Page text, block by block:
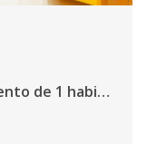
Finamente Amueblado Apartamento de 1 habitació